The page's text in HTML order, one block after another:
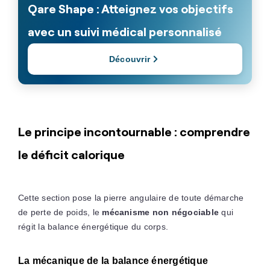
Qare Shape : Atteignez vos objectifs
avec un suivi médical personnalisé
Découvrir
Le principe incontournable : comprendre
le déficit calorique
Cette section pose la pierre angulaire de toute démarche
de perte de poids, le mécanisme non négociable qui
régit la balance énergétique du corps.
La mécanique de la balance énergétique